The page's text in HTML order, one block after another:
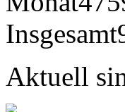
Insgesamt
Aktuell